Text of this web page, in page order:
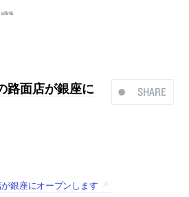
SHARE
路面店が銀座に
銀座にオープンします